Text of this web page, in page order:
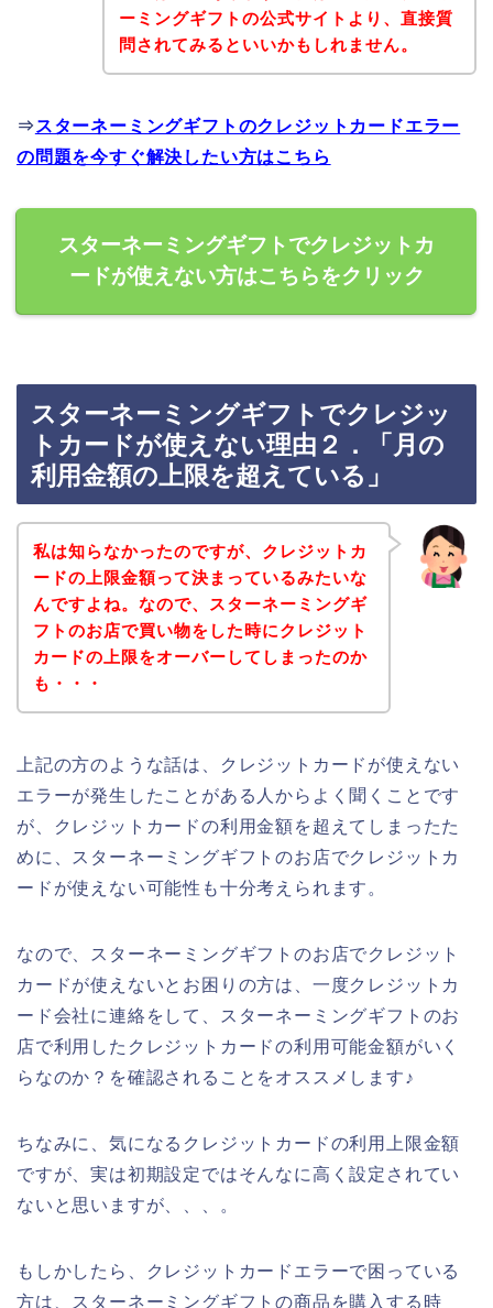
ーミングギフトの公式サイトより、直接質
問されてみるといいかもしれません。
⇒ スターネーミングギフトのクレジットカードエラー
の問題を今すぐ解決したい方はこちら
スターネーミングギフトでクレジットカ
ードが使えない方はこちらをクリック
スターネーミングギフトでクレジッ
トカードが使えない理由２．「月の
利用金額の上限を超えている」
私は知らなかったのですが、クレジットカ
ードの上限金額って決まっているみたいな
んですよね。なので、スターネーミングギ
フトのお店で買い物をした時にクレジット
カードの上限をオーバーしてしまったのか
も・・・
上記の方のような話は、クレジットカードが使えない
エラーが発生したことがある人からよく聞くことです
が、クレジットカードの利用金額を超えてしまったた
めに、スターネーミングギフトのお店でクレジットカ
ードが使えない可能性も十分考えられます。
なので、スターネーミングギフトのお店でクレジット
カードが使えないとお困りの方は、一度クレジットカ
ード会社に連絡をして、スターネーミングギフトのお
店で利用したクレジットカードの利用可能金額がいく
らなのか？を確認されることをオススメします♪
ちなみに、気になるクレジットカードの利用上限金額
ですが、実は初期設定ではそんなに高く設定されてい
ないと思いますが、、、。
もしかしたら、クレジットカードエラーで困っている
方は、スターネーミングギフトの商品を購入する時